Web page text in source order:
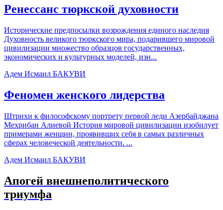
Ренессанс тюркской духовности
Исторические предпосылки возрождения единого наследия
Духовность великого тюркского мира, подарившего мировой
цивилизации множество образцов государственных,
экономических и культурных моделей, изн...
Адем Исмаил БАКУВИ
Феномен женского лидерства
Штрихи к философскому портрету первой леди Азербайджана
Мехрибан Алиевой История мировой цивилизации изобилует
примерами женщин, проявивших себя в самых различных
сферах человеческой деятельности. ...
Адем Исмаил БАКУВИ
Апогей внешнеполитического
триумфа